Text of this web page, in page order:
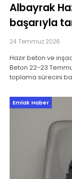
Albayrak
başarıyla
24 Temmuz 2026
Hazır beton ve
Beton 22-23
toplama sürecini
Emlak Haber